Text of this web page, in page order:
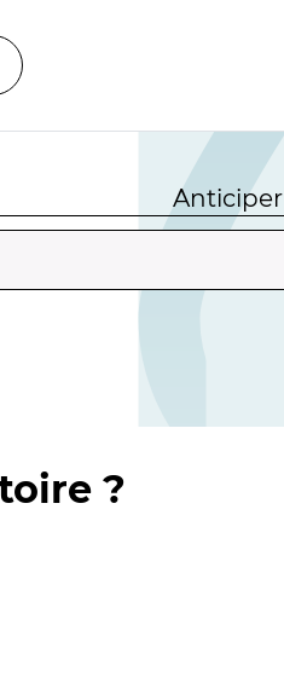
Anticiper
?